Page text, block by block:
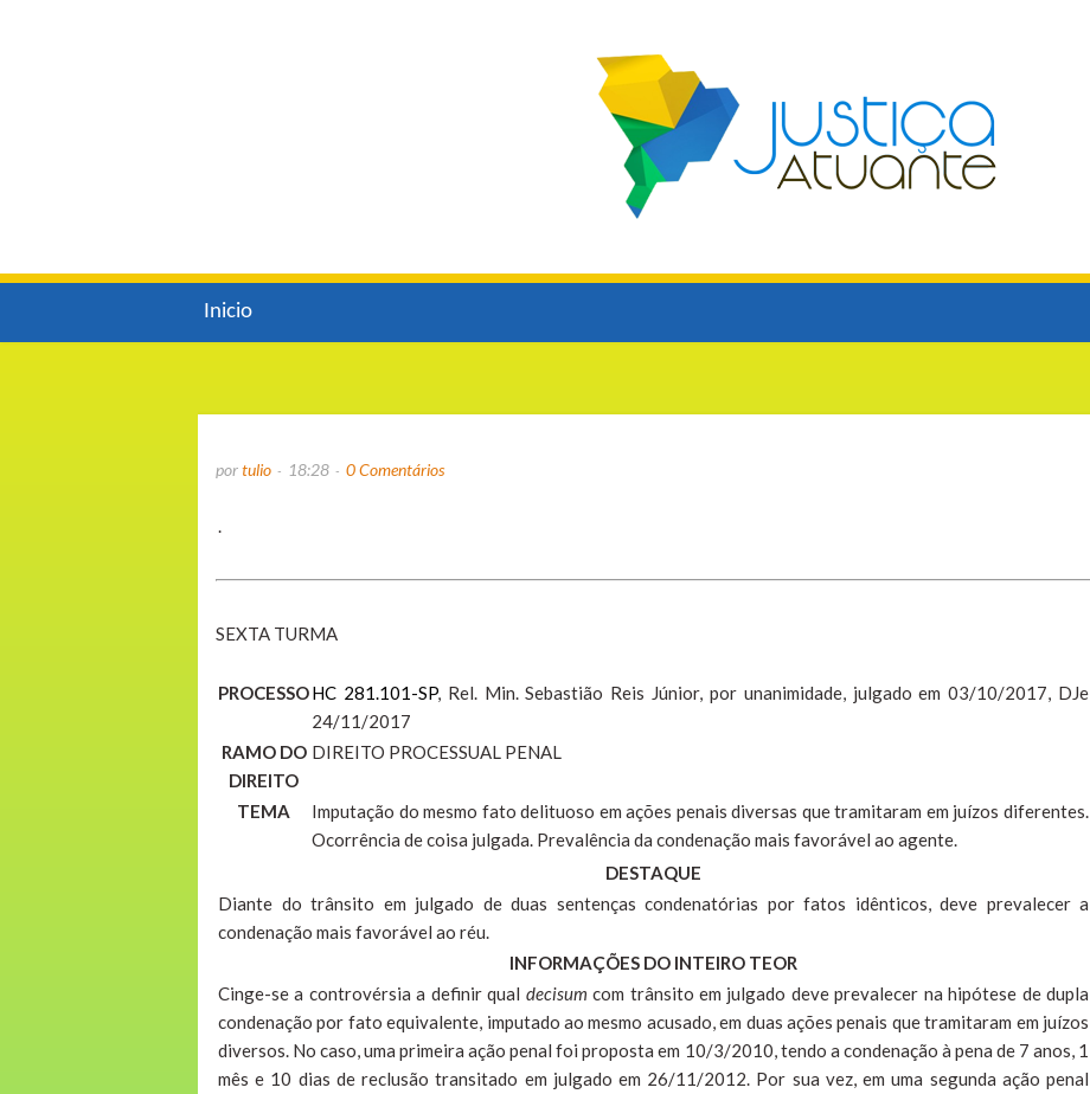
Inicio
portulio 18:28 0 Comentários
.
SEXTA TURMA
PROCESSOHC 281.101-SP, Rel. Min. Sebastião Reis Júnior, por unanimidade, julgado em 03/10/2017, DJe
24/11/2017
RAMO DO
DIREITO
DIREITO PROCESSUAL PENAL
TEMA
Imputação do mesmo fato delituoso em ações penais diversas que tramitaram em juízos diferentes.
Ocorrência de coisa julgada. Prevalência da condenação mais favorável ao agente.
DESTAQUE
Diante do trânsito em julgado de duas sentenças condenatórias por fatos idênticos, deve prevalecer a
condenação mais favorável ao réu.
INFORMAÇÕES DO INTEIRO TEOR
Cinge-se a controvérsia a definir qual decisum com trânsito em julgado deve prevalecer na hipótese de dupla
condenação por fato equivalente, imputado ao mesmo acusado, em duas ações penais que tramitaram em juízos
diversos. No caso, uma primeira ação penal foi proposta em 10/3/2010, tendo a condenação à pena de 7 anos, 1
mês e 10 dias de reclusão transitado em julgado em 26/11/2012. Por sua vez, em uma segunda ação penal